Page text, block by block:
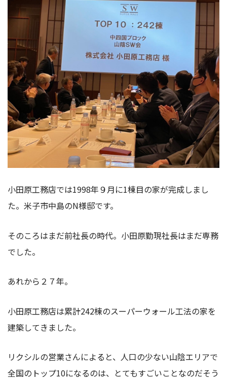
小田原工務店では1998年９月に1棟目の家が完成しまし
た。米子市中島のN様邸です。
そのころはまだ前社長の時代。小田原勤現社長はまだ専務
でした。
あれから２７年。
小田原工務店は累計242棟のスーパーウォール工法の家を
建築してきました。
リクシルの営業さんによると、人口の少ない山陰エリアで
全国のトップ10になるのは、とてもすごいことなのだそう